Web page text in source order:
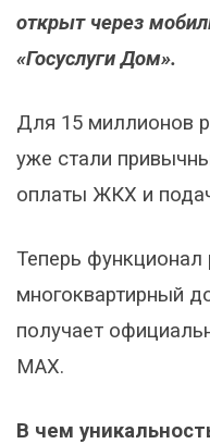
открыт через
«Госуслуги Дом».
Для 15 миллионов
уже стали
оплаты ЖКХ и
Теперь
многоквартирный
получает
MAX.
В чем